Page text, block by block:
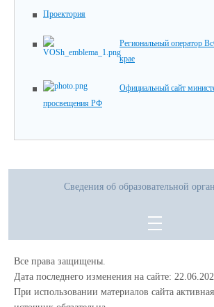
Проектория
Региональный оператор
крае
Официальный сайт
просвещения РФ
Сведения об образовательной
Все права защищены.
Дата последнего изменения на сайте:
При использовании материалов сайта